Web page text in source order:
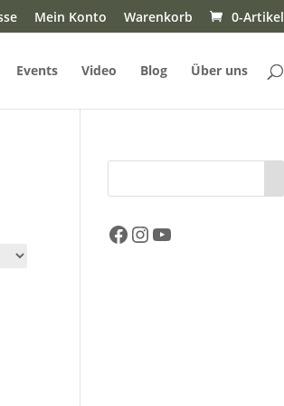
Mein Konto Warenkorb 0-Artikel
Events Video Blog Über uns
Facebook
Instagram
YouTube